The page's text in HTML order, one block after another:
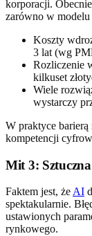
korporacji.
zarówno w modelu
Koszty
3 lat (wg
Rozliczenie
kilkuset
Wiele
wystarczy
W praktyce barierą
kompetencji
Mit 3:
Faktem jest, żeAI
spektakularnie.
ustawionych
rynkowego.